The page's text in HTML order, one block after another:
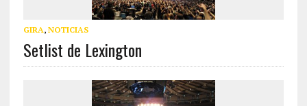
GIRA, NOTICIAS
Setlist de Lexington